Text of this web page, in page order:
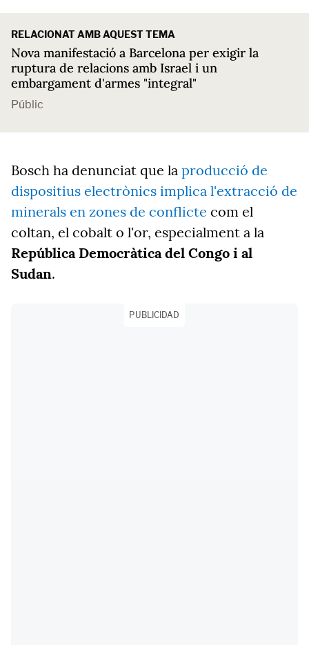
RELACIONAT AMB AQUEST TEMA
Nova manifestació a Barcelona per exigir la
ruptura de relacions amb Israel i un
embargament d'armes "integral"
Públic
Bosch ha denunciat que la producció de
dispositius electrònics implica l'extracció de
minerals en zones de conflicte com el
coltan, el cobalt o l'or, especialment a la
República Democràtica del Congo i al
Sudan.
PUBLICIDAD